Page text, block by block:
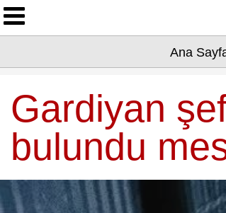
Çevre
Dünya
Eğitim
Ana
Gardiyan
bulundu